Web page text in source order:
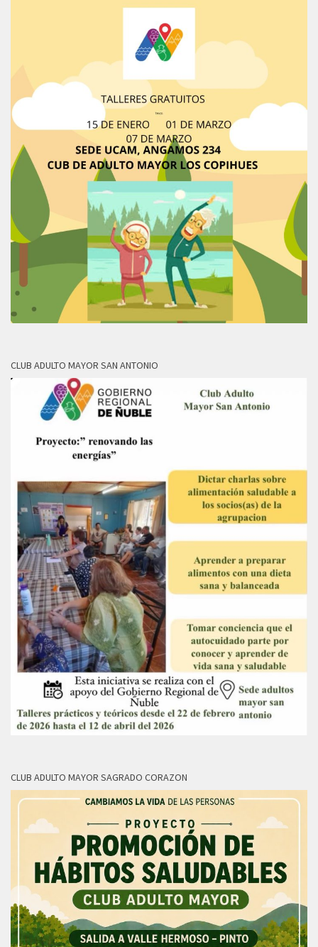
CLUB ADULTO MAYOR SAN ANTONIO
CLUB ADULTO MAYOR SAGRADO CORAZON